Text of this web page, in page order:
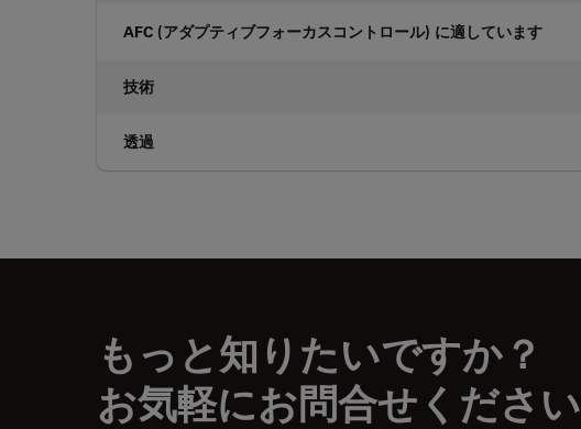
AFC (アダプティブフォーカスコントロール) に適しています
技術
透過
もっと知りたいですか？
お気軽にお問合せください